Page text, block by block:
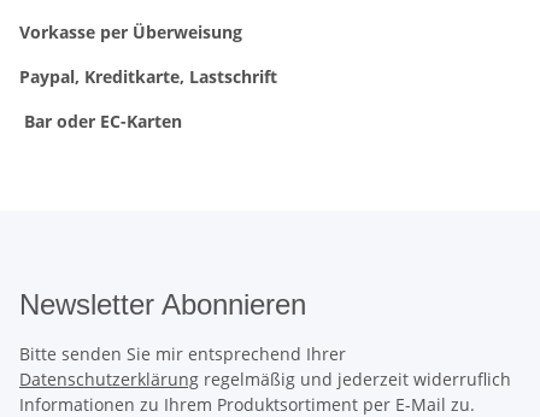
Vorkasse per Überweisung
Paypal, Kreditkarte, Lastschrift
Bar oder EC-Karten
Newsletter Abonnieren
Bitte senden Sie mir entsprechend Ihrer
Datenschutzerklärung regelmäßig und jederzeit widerruflich
Informationen zu Ihrem Produktsortiment per E-Mail zu.